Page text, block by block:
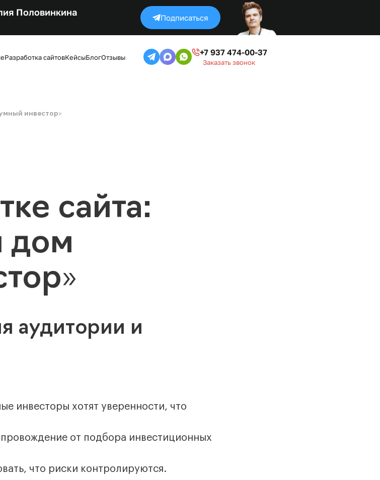
Половинкина Подписаться
Разработка сайтовКейсыБлогОтзывы +7 937 474-00-37
Заказать звонок
инвестор»
сайта:
дом
аудитории и
инвесторы хотят уверенности, что
от подбора инвестиционных
что риски контролируются.